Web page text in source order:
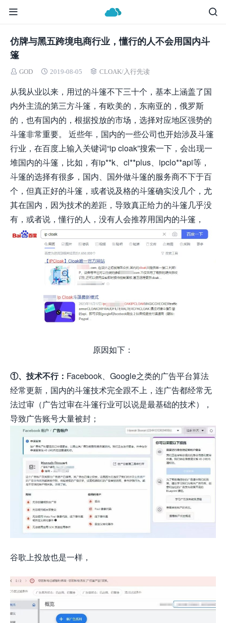
仿牌与黑五跨境电商行业，懂行的人不会用国内斗
篷
GOD 2019-08-05 CLOAK/ 入行先读
从我从业以来，用过的斗篷不下三十个，基本上涵盖了国
内外主流的第三方斗篷，有欧美的，东南亚的，俄罗斯
的，也有国内的，根据投放的市场，选择对应地区强势的
斗篷非常重要。 近些年，国内的一些公司也开始涉及斗篷
行业，在百度上输入关键词“ip cloak”搜索一下，会出现一
堆国内的斗篷，比如，有ip**k、cl**plus、ipclo**api等，
斗篷的选择有很多，国内、国外做斗篷的服务商不下于百
个，但真正好的斗篷，或者说及格的斗篷确实没几个，尤
其在国内，因为技术的差距，导致真正给力的斗篷几乎没
有，或者说，懂行的人，没有人会推荐用国内的斗篷，
原因如下：
①、技术不行： Facebook、Google之类的广告平台算法
经常更新，国内的斗篷技术完全跟不上，连广告都经常无
法过审（广告过审在斗篷行业可以说是最基础的技术），
导致广告账号大量被封；
谷歌上投放也是一样，